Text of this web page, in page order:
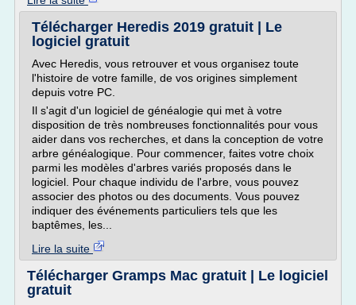
Télécharger Heredis 2019 gratuit | Le
logiciel gratuit
Avec Heredis, vous retrouver et vous organisez toute
l'histoire de votre famille, de vos origines simplement
depuis votre PC.
Il s'agit d'un logiciel de généalogie qui met à votre
disposition de très nombreuses fonctionnalités pour vous
aider dans vos recherches, et dans la conception de votre
arbre généalogique. Pour commencer, faites votre choix
parmi les modèles d'arbres variés proposés dans le
logiciel. Pour chaque individu de l'arbre, vous pouvez
associer des photos ou des documents. Vous pouvez
indiquer des événements particuliers tels que les
baptêmes, les...
Lire la suite
Télécharger Gramps Mac gratuit | Le logiciel
gratuit